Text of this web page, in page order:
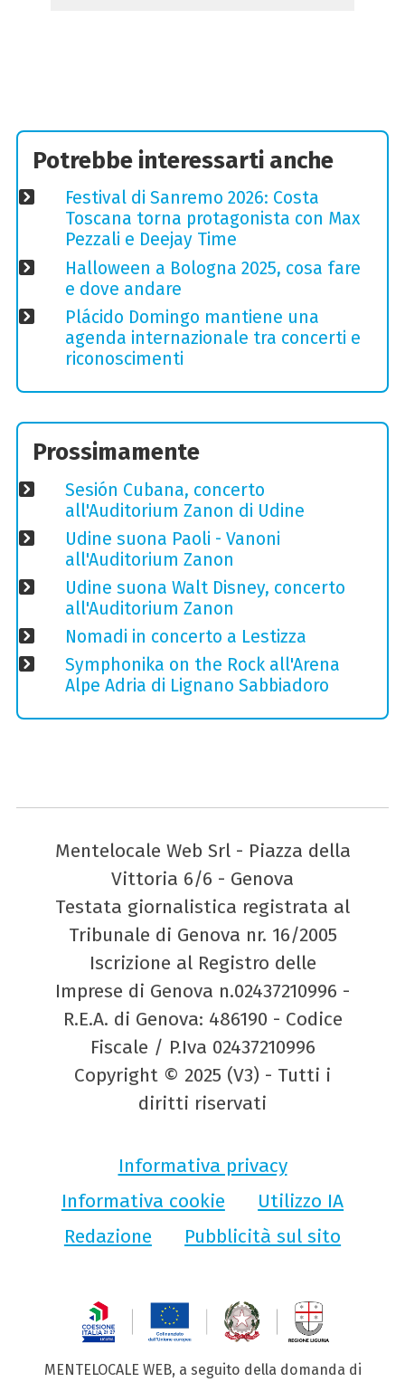
Potrebbe interessarti anche
Festival di Sanremo 2026: Costa
Toscana torna protagonista con Max
Pezzali e Deejay Time
Halloween a Bologna 2025, cosa fare
e dove andare
Plácido Domingo mantiene una
agenda internazionale tra concerti e
riconoscimenti
Prossimamente
Sesión Cubana, concerto
all'Auditorium Zanon di Udine
Udine suona Paoli - Vanoni
all'Auditorium Zanon
Udine suona Walt Disney, concerto
all'Auditorium Zanon
Nomadi in concerto a Lestizza
Symphonika on the Rock all'Arena
Alpe Adria di Lignano Sabbiadoro
Mentelocale Web Srl - Piazza della
Vittoria 6/6 - Genova
Testata giornalistica registrata al
Tribunale di Genova nr. 16/2005
Iscrizione al Registro delle
Imprese di Genova n.02437210996 -
R.E.A. di Genova: 486190 - Codice
Fiscale / P.Iva 02437210996
Copyright © 2025 (V3) - Tutti i
diritti riservati
Informativa privacy
Informativa cookie
Utilizzo IA
Redazione
Pubblicità sul sito
MENTELOCALE WEB, a seguito della domanda di